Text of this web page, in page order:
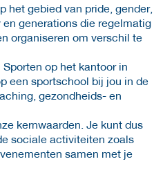
het gebied van pride, gender,
generations die regelmatig
organiseren om verschil te
op het kantoor in
een sportschool bij jou in de
gezondheids- en
kernwaarden. Je kunt dus
sociale activiteiten zoals
samen met je